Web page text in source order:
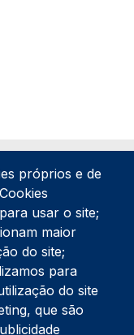
próprios e de
usar o site;
maior
do site;
para
do site
que são